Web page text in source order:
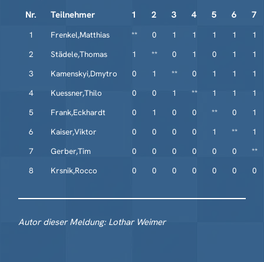
Nr. Teilnehmer 1 2 3 4 5 6 7
1 Frenkel,Matthias ** 0 1 1 1 1
1
2
Städele,Thomas 1 ** 0 1 0 1
1
3
Kamenskyi,Dmytro 0 1 ** 0 1 1
1
4
Kuessner,Thilo 0 0 1 ** 1 1
1
5
Frank,Eckhardt 0 1 0 0 ** 0
1
6
Kaiser,Viktor 0 0 0 0 1 **
1
7
Gerber,Tim 0 0 0 0 0 0
**
8
Krsnik,Rocco 0 0 0 0 0 0 0
Autor dieser Meldung: Lothar Weimer